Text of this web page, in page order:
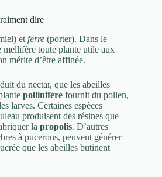
dire
et ferre (porter). Dans le
mellifère toute plante utile aux
mérite d’être affinée.
du nectar, que les abeilles
pollinifère fournit du pollen,
larves. Certaines espèces
produisent des résines que
la propolis. D’autres
à pucerons, peuvent générer
que les abeilles butinent